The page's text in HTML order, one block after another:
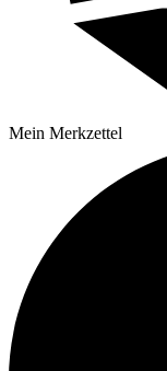
Mein Merkzettel